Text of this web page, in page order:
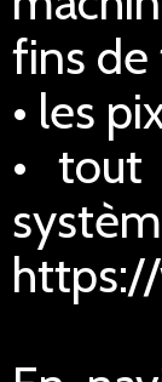
fins de
• les
• tout